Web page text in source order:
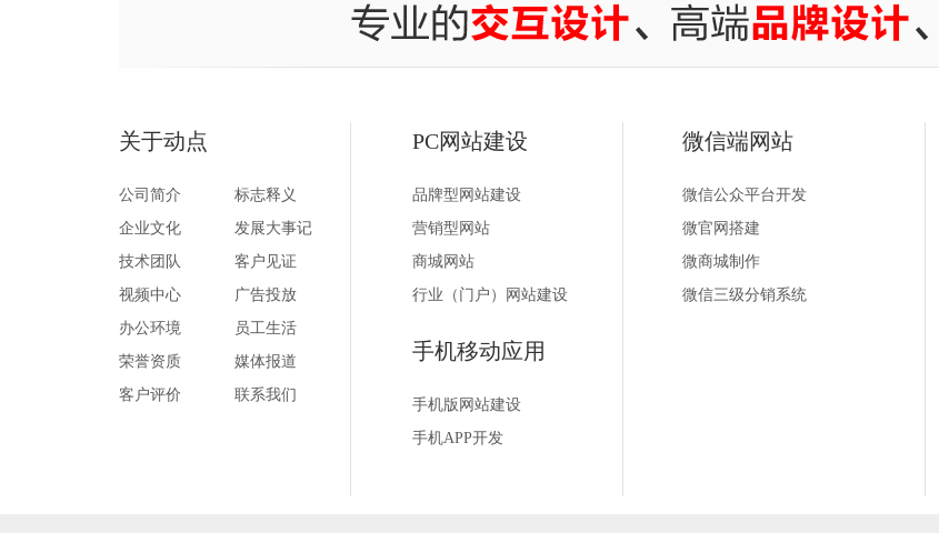
关于动点
公司简介
标志释义
企业文化
发展大事记
技术团队
客户见证
视频中心
广告投放
办公环境
员工生活
荣誉资质
媒体报道
客户评价
联系我们
PC网站建设
品牌型网站建设
营销型网站
商城网站
行业（门户）网站建设
手机移动应用
手机版网站建设
手机APP开发
微信端网站
微信公众平台开发
微官网搭建
微商城制作
微信三级分销系统